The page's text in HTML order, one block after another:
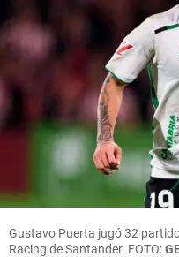
Gustavo Puerta jugó 32
Racing de Santander. FOTO: